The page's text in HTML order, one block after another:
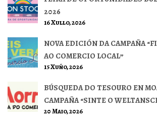
2026
16 Xullo, 2026
NOVA EDICIÓN DA CAMPAÑA
AO COMERCIO LOCAL”
15 Xuño, 2026
BÚSQUEDA DO TESOURO EN
CAMPAÑA “SINTE O
20 Maio, 2026